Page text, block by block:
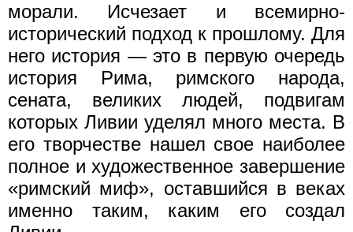
морали. Исчезает и всемирно-
исторический подход к прошлому. Для
него история — это в первую очередь
история Рима, римского народа,
сената, великих людей, подвигам
которых Ливии уделял много места. В
его творчестве нашел свое наиболее
полное и художественное завершение
«римский миф», оставшийся в веках
именно таким, каким его создал